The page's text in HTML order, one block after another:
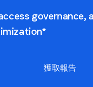
governance,
獲取報告